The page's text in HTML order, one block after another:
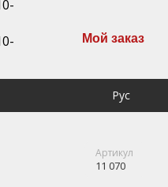
Мой заказ
Рус
Артикул
11 070